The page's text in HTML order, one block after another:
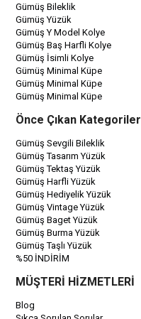
Gümüş Bileklik
Gümüş Yüzük
Gümüş Y Model Kolye
Gümüş Baş Harfli Kolye
Gümüş İsimli Kolye
Gümüş Minimal Küpe
Gümüş Minimal Küpe
Gümüş Minimal Küpe
Önce Çıkan Kategoriler
Gümüş Sevgili Bileklik
Gümüş Tasarım Yüzük
Gümüş Tektaş Yüzük
Gümüş Harfli Yüzük
Gümüş Hediyelik Yüzük
Gümüş Vintage Yüzük
Gümüş Baget Yüzük
Gümüş Burma Yüzük
Gümüş Taşlı Yüzük
%50 İNDİRİM
MÜŞTERİ HİZMETLERİ
Blog